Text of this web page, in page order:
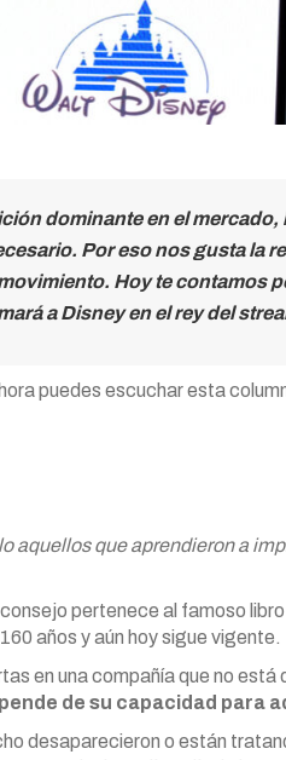
dominante en el
Por eso nos gusta la
Hoy te contamos
a Disney en el rey del
puedes escuchar esta
aquellos que aprendieron a
pertenece al famoso libro
años y aún hoy sigue vigente.
en una compañía que no
de su capacidad para
desaparecieron o están